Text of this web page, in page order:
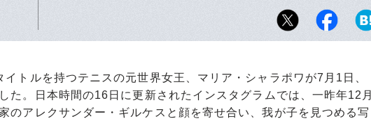
トルを持つテニスの元世界女王、マリア・シャラポワが7月1日、
た。日本時間の16日に更新されたインスタグラムでは、一昨年12月
のアレクサンダー・ギルケスと顔を寄せ合い、我が子を見つめる写